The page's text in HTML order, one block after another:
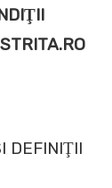
DEFINIŢII